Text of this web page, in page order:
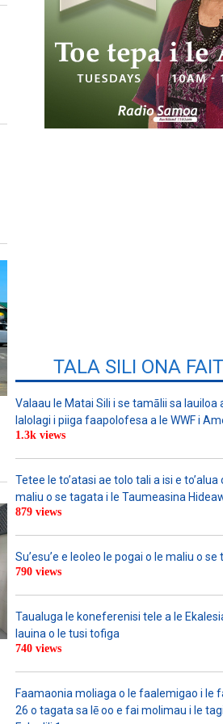
TALA SILI ONA
Valaau le Matai Sili i se tamālii sa lauiloa
lalolagi i piiga faapolofesa a le WWF i
1.3k views
Tetee le to’atasi ae tolo tali a isi e to’alua
maliu o se tagata i le Taumeasina
879 views
Su’esu’e e leoleo le pogai o le maliu o se
790 views
Taualuga le koneferenisi tele a le
lauina o le tusi tofiga
740 views
Faamaonia moliaga o le faalemigao i le
26 o tagata sa lē oo e fai molimau i le